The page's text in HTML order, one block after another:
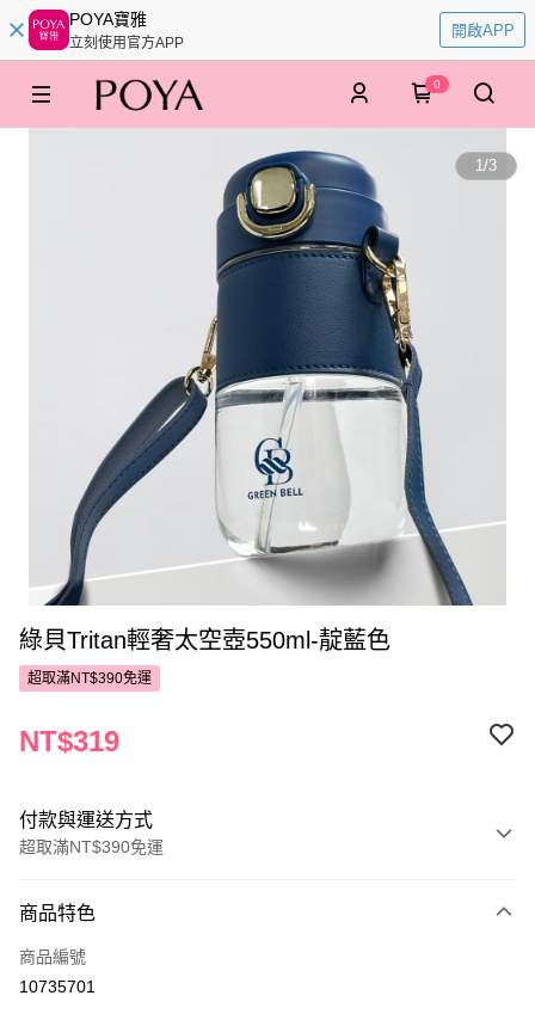
POYA寶雅
立刻使用官方APP
開啟APP
0
1/3
綠貝Tritan輕奢太空壺550ml-靛藍色
超取滿NT$390免運
NT$319
付款與運送方式
超取滿NT$390免運
POYA支付
信用卡一次付款
商品特色
商品編號
10735701